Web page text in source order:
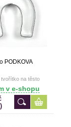
PODKOVA
na těsto
v e-shopu